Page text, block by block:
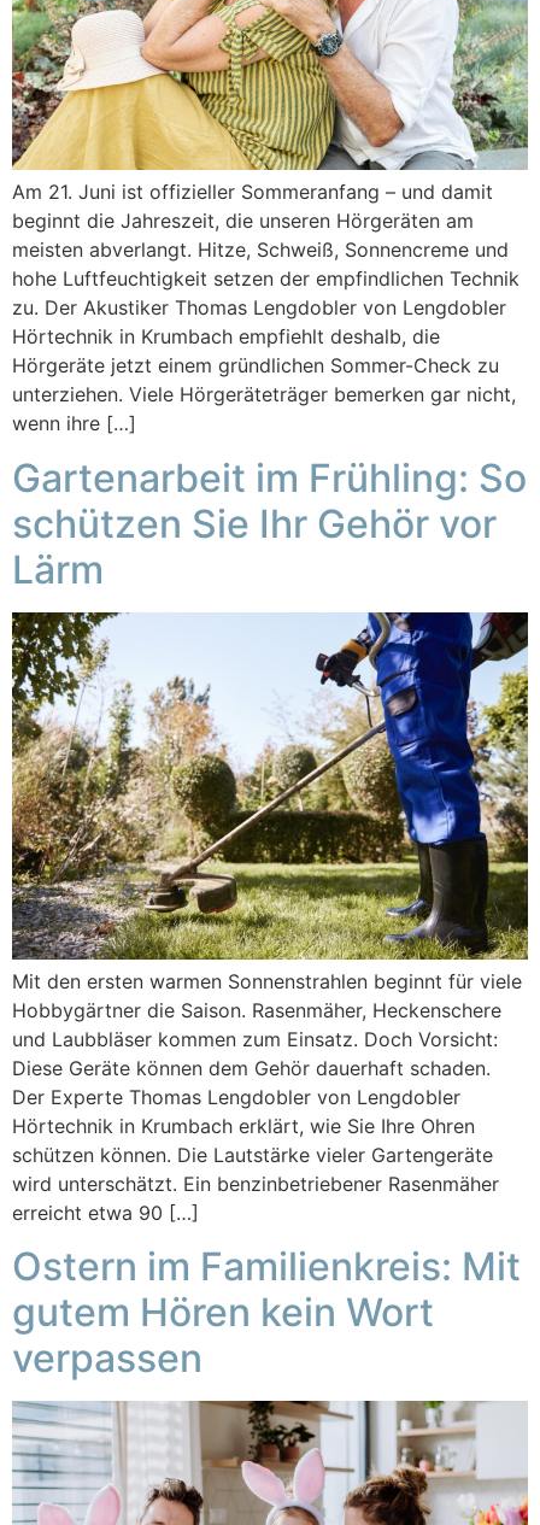
Am 21. Juni ist offizieller Sommeranfang – und damit
beginnt die Jahreszeit, die unseren Hörgeräten am
meisten abverlangt. Hitze, Schweiß, Sonnencreme und
hohe Luftfeuchtigkeit setzen der empfindlichen Technik
zu. Der Akustiker Thomas Lengdobler von Lengdobler
Hörtechnik in Krumbach empfiehlt deshalb, die
Hörgeräte jetzt einem gründlichen Sommer-Check zu
unterziehen. Viele Hörgeräteträger bemerken gar nicht,
wenn ihre […]
Gartenarbeit im Frühling: So
schützen Sie Ihr Gehör vor
Lärm
Mit den ersten warmen Sonnenstrahlen beginnt für viele
Hobbygärtner die Saison. Rasenmäher, Heckenschere
und Laubbläser kommen zum Einsatz. Doch Vorsicht:
Diese Geräte können dem Gehör dauerhaft schaden.
Der Experte Thomas Lengdobler von Lengdobler
Hörtechnik in Krumbach erklärt, wie Sie Ihre Ohren
schützen können. Die Lautstärke vieler Gartengeräte
wird unterschätzt. Ein benzinbetriebener Rasenmäher
erreicht etwa 90 […]
Ostern im Familienkreis: Mit
gutem Hören kein Wort
verpassen